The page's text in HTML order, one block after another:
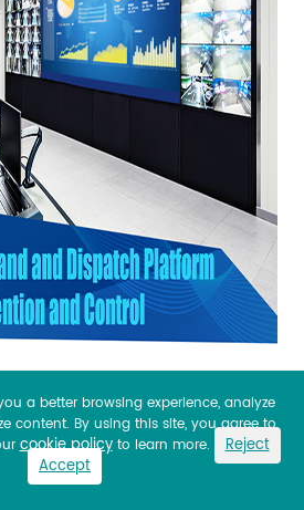
a better browsing experience, analyze
content. By using this site, you agree to
cookie policyto learn more.
Reject
Accept